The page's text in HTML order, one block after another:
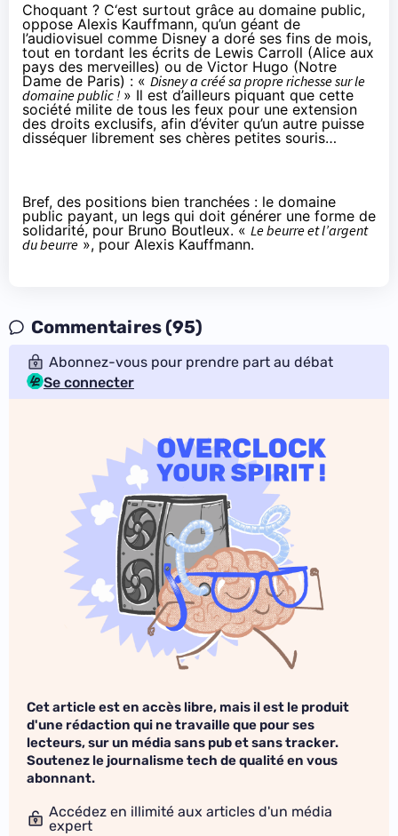
Choquant ? C‘est surtout grâce au domaine public,
oppose Alexis Kauffmann, qu’un géant de
l’audiovisuel comme Disney a doré ses fins de mois,
tout en tordant les écrits de Lewis Carroll (Alice aux
pays des merveilles) ou de Victor Hugo (Notre
Dame de Paris) : « Disney a créé sa propre richesse sur le
domaine public ! » Il est d’ailleurs piquant que cette
société milite de tous les feux pour une extension
des droits exclusifs, afin d’éviter qu’un autre puisse
disséquer librement ses chères petites souris…
Bref, des positions bien tranchées : le domaine
public payant, un legs qui doit générer une forme de
solidarité, pour Bruno Boutleux. « Le beurre et l’argent
du beurre », pour Alexis Kauffmann.
Commentaires (95)
Abonnez-vous pour prendre part au débat
Se connecter
Cet article est en accès libre, mais il est le produit
d'une rédaction qui ne travaille que pour ses
lecteurs, sur un média sans pub et sans tracker.
Soutenez le journalisme tech de qualité en vous
abonnant.
Accédez en illimité aux articles d'un média
expert